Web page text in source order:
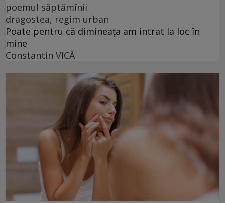
poemul săptămînii
dragostea, regim urban
Poate pentru că dimineața am intrat la loc în
mine
Constantin VICĂ